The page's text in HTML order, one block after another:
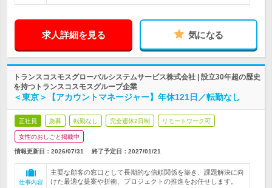
求人詳細を見る 気になる
トランスコスモスグローバルシステムサービス株式会社 | 設立30年超の歴史
を持つトランスコスモスグループ企業
＜東京＞【アカウントマネージャー】年休121日／転勤なし
正社員 急募 転勤なし 完全週休2日制 リモートワーク可
女性のおしごと掲載中
情報更新日：2026/07/31 終了予定日： 2027/01/21
仕事内容
主要な顧客の窓口として長期的な信頼関係を築き、課題解決に向
けた最適な提案や折衝、プロジェクトの推進をお任せします。